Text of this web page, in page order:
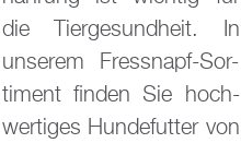
die Tier­ge­sund­heit. In
un­se­rem Fress­napf-Sor­
ti­ment fin­den Sie hoch­
wer­ti­ges Hun­de­fut­ter von
Spiel­zeug, Was­ser­pflan­
zen oder Tech­nik für den
Be­trieb des Aqua­ri­ums